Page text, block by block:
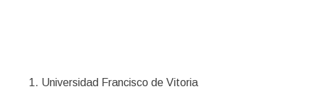
Universidad Francisco de Vitoria